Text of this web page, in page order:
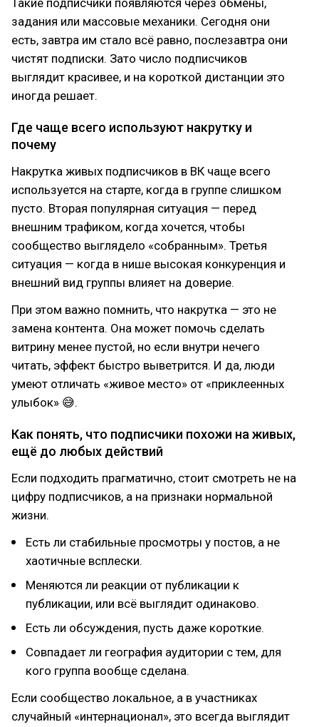
Такие подписчики появляются через обмены,
задания или массовые механики. Сегодня они
есть, завтра им стало всё равно, послезавтра они
чистят подписки. Зато число подписчиков
выглядит красивее, и на короткой дистанции это
иногда решает.
Где чаще всего используют накрутку и
почему
Накрутка живых подписчиков в ВК чаще всего
используется на старте, когда в группе слишком
пусто. Вторая популярная ситуация — перед
внешним трафиком, когда хочется, чтобы
сообщество выглядело «собранным». Третья
ситуация — когда в нише высокая конкуренция и
внешний вид группы влияет на доверие.
При этом важно помнить, что накрутка — это не
замена контента. Она может помочь сделать
витрину менее пустой, но если внутри нечего
читать, эффект быстро выветрится. И да, люди
умеют отличать «живое место» от «приклеенных
улыбок» 😅.
Как понять, что подписчики похожи на живых,
ещё до любых действий
Если подходить прагматично, стоит смотреть не на
цифру подписчиков, а на признаки нормальной
жизни.
Есть ли стабильные просмотры у постов, а не
хаотичные всплески.
Меняются ли реакции от публикации к
публикации, или всё выглядит одинаково.
Есть ли обсуждения, пусть даже короткие.
Совпадает ли география аудитории с тем, для
кого группа вообще сделана.
Если сообщество локальное, а в участниках
случайный «интернационал», это всегда выглядит